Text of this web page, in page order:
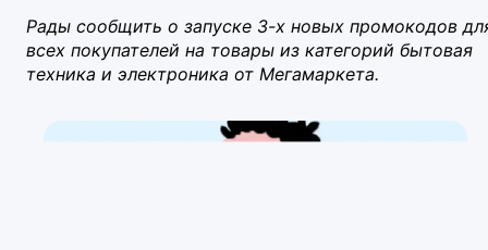
Рады сообщить о запуске 3-х новых промокодов
всех покупателей на товары из категорий бытовая
техника и электроника от Мегамаркета.